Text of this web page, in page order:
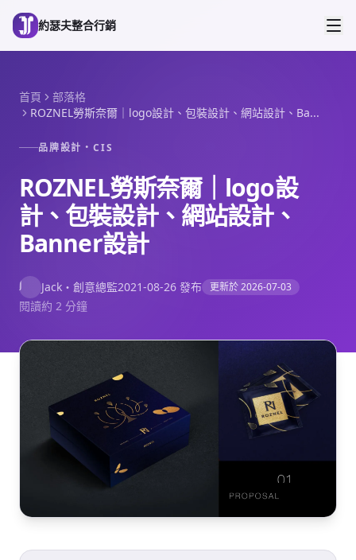
跳到主要內容
約瑟夫整合行銷
首頁
部落格
ROZNEL勞斯奈爾｜logo設計、包裝設計、網站設計、Ba...
品牌設計・CIS
ROZNEL勞斯奈爾｜logo設
計、包裝設計、網站設計、
Banner設計
J Jack ・ 創意總監2021-08-26 發布 更新於2026-07-03
閱讀約 2 分鐘